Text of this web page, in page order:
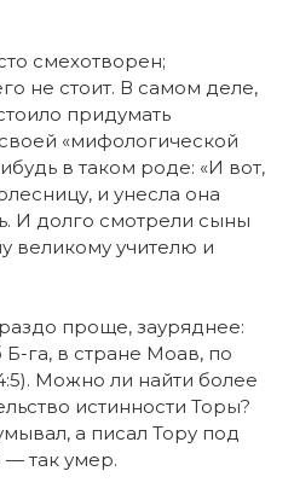
смехотворен;
не стоит. В самом деле,
придумать
«мифологической
в таком роде: «И вот,
и унесла она
И долго смотрели сыны
великому учителю и
проще, зауряднее:
га, в стране Моав, по
Можно ли найти более
истинности Торы?
а писал Тору под
— так умер.